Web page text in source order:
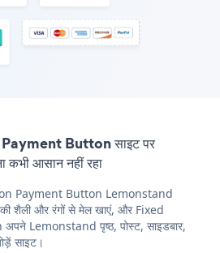
Button साइट पर
आसान नहीं रहा
Payment Button Lemonstand
की शैली और रंगों से मेल खाएं, और Fixed
Lemonstand पृष्ठ, पोस्ट, साइडबार,
साइट।